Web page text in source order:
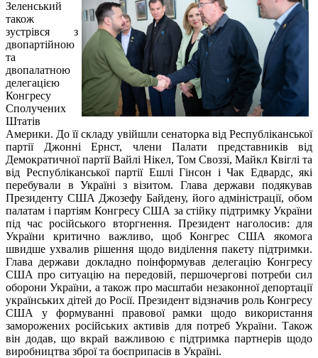
Зеленський
також
зустрівся з
двопартійною
та
двопалатною
делегацією
Конгресу
Сполучених
Штатів
Америки. До її складу увійшли сенаторка від Республіканської
партії Джонні Ернст, члени Палати представників від
Демократичної партії Вайлі Нікел, Том Своззі, Майкл Квіглі та
від Республіканської партії Ешлі Гінсон і Чак Едвардс, які
перебували в Україні з візитом. Глава держави подякував
Президенту США Джозефу Байдену, його адміністрації, обом
палатам і партіям Конгресу США за стійку підтримку України
під час російського вторгнення. Президент наголосив: для
України критично важливо, щоб Конгрес США якомога
швидше ухвалив рішення щодо виділення пакету підтримки.
Глава держави докладно поінформував делегацію Конгресу
США про ситуацію на передовій, першочергові потреби сил
оборони України, а також про масштаби незаконної депортації
українських дітей до Росії. Президент відзначив роль Конгресу
США у формуванні правової рамки щодо використання
заморожених російських активів для потреб України. Також
він додав, що вкрай важливою є підтримка партнерів щодо
виробництва зброї та боєприпасів в Україні.